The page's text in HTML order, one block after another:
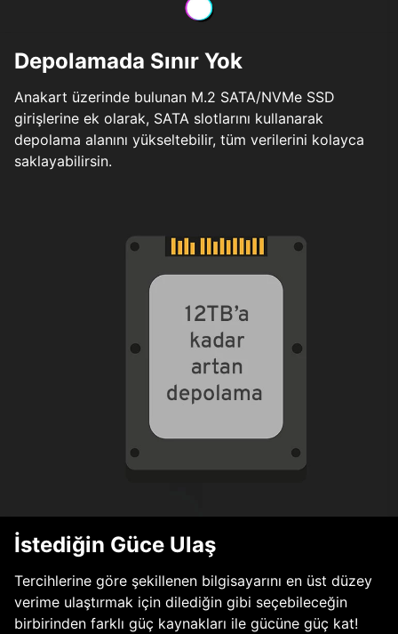
Depolamada Sınır Yok
Anakart üzerinde bulunan M.2 SATA/NVMe SSD
girişlerine ek olarak, SATA slotlarını kullanarak
depolama alanını yükseltebilir, tüm verilerini kolayca
saklayabilirsin.
İstediğin Güce Ulaş
Tercihlerine göre şekillenen bilgisayarını en üst düzey
verime ulaştırmak için dilediğin gibi seçebileceğin
birbirinden farklı güç kaynakları ile gücüne güç kat!